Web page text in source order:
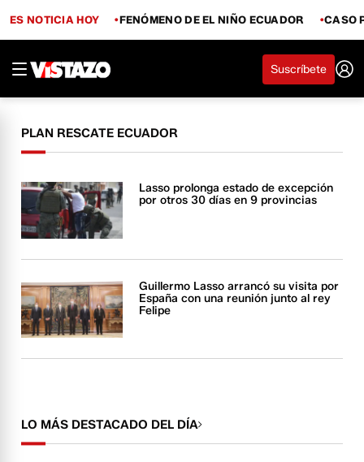
ES NOTICIA HOY FENÓMENO DE EL NIÑO ECUADOR CASO
Suscríbete
PLAN RESCATE ECUADOR
Lasso prolonga estado de excepción
por otros 30 días en 9 provincias
Guillermo Lasso arrancó su visita por
España con una reunión junto al rey
Felipe
LO MÁS DESTACADO DEL DÍA